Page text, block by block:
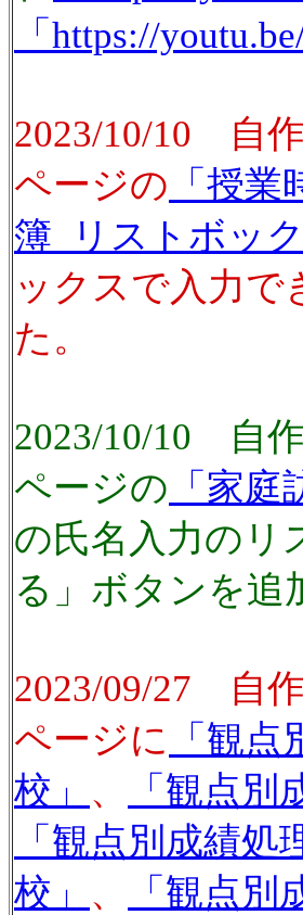
「https://
2023/10/10 自
ページの 「授
簿_リストボック
ックスで入力で
た。
2023/10/10 自
ページの 「家
の氏名入力のリ
る」ボタンを追
2023/09/27 自
ページに
「観
校」 、
「観点
「観点別成績
校」 、
「観点